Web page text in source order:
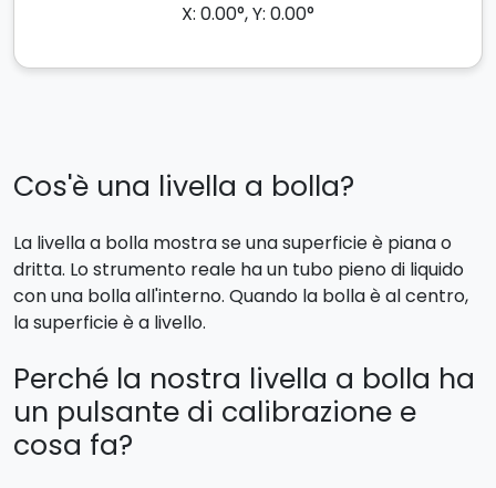
X: 0.00°, Y: 0.00°
Cos'è una livella a bolla?
La livella a bolla mostra se una superficie è piana o
dritta. Lo strumento reale ha un tubo pieno di liquido
con una bolla all'interno. Quando la bolla è al centro,
la superficie è a livello.
Perché la nostra livella a bolla ha
un pulsante di calibrazione e
cosa fa?